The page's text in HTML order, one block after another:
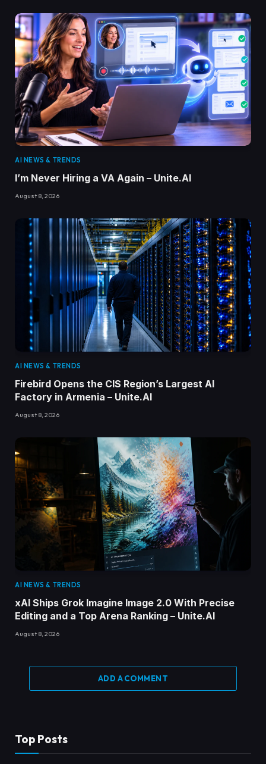
AI NEWS & TRENDS
I’m Never Hiring a VA Again – Unite.AI
August 8, 2026
AI NEWS & TRENDS
Firebird Opens the CIS Region’s Largest AI
Factory in Armenia – Unite.AI
August 8, 2026
AI NEWS & TRENDS
xAI Ships Grok Imagine Image 2.0 With Precise
Editing and a Top Arena Ranking – Unite.AI
August 8, 2026
ADD A COMMENT
Top Posts